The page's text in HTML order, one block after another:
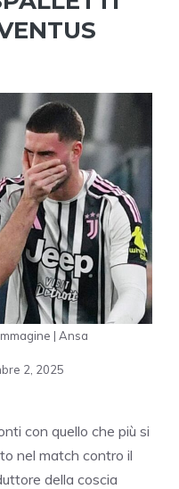
| Ansa
2, 2025
con quello che più si
nel match contro il
della coscia